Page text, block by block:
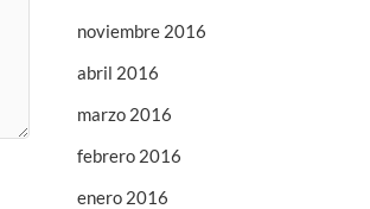
noviembre 2016
abril 2016
marzo 2016
febrero 2016
enero 2016